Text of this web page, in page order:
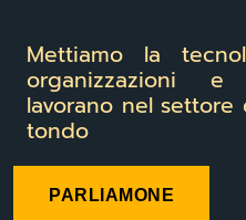
Mettiamo la
organizzazioni
lavorano nel
tondo
PARLIAMONE